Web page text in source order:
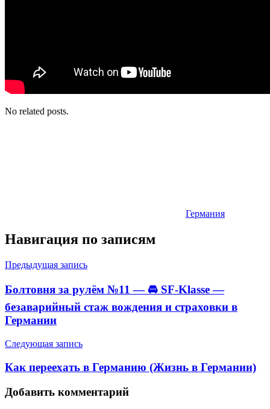
No related posts.
Германия
Навигация по записям
Предыдущая запись
Болтовня за рулём №11 — 🚘 SF-Klasse —
безаварийный стаж вождения и страховки в
Германии
Следующая запись
Как переехать в Германию (Жизнь в Германии)
Добавить комментарий